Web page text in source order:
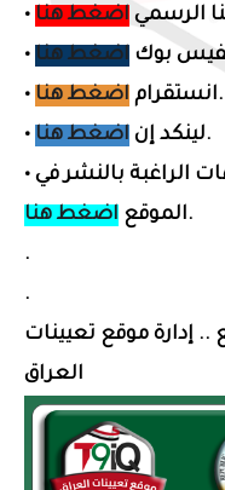
•
الرسمي اضغط هنا
•
بوك اضغط هنا
•
انستقرام اضغط هنا
.
•
لينكد إن اضغط هنا
.
• الراغبة بالنشر في
الموقع اضغط هنا
.
.
.
.. إدارة موقع تعيينات
العراق